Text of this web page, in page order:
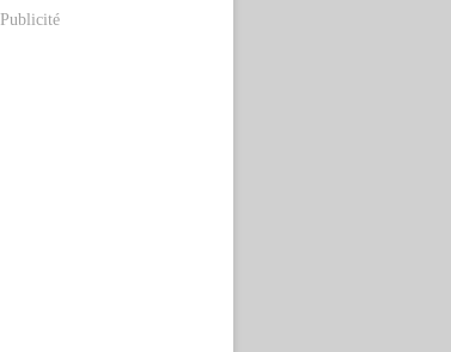
Publicité